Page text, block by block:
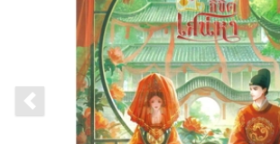
Previous slide